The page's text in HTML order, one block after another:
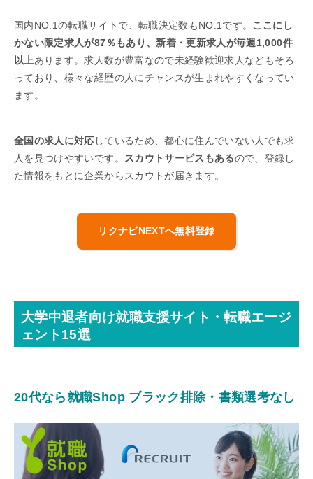
国内NO.1の転職サイトで、転職決定数もNO.1です。 ここにし
かない限定求人が87％もあり、新着・更新求人が毎週1,000件
以上あります。求人数が豊富なので未経験歓迎求人などもそろ
っており、様々な経歴の人にチャンスが生まれやすくなってい
ます。
全国の求人に対応 しているため、都心に住んでいない人でも求
人を見つけやすいです。
スカウトサービスもあるので、登録し
た情報をもとに企業からスカウトが届きます。
リクナビNEXTへ無料登録
大学中退者向け就職支援サイト・転職エージ
ェント15選
20代なら就職Shop ブラック排除・書類選考なし